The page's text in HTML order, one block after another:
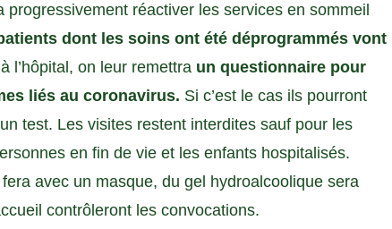
réactiver les services en sommeil
dont les soins ont été déprogrammés vont
l’hôpital, on leur remettra un questionnaire pour
liés au coronavirus. Si c’est le cas ils pourront
test. Les visites restent interdites sauf pour les
en fin de vie et les enfants hospitalisés.
avec un masque, du gel hydroalcoolique sera
contrôleront les convocations.